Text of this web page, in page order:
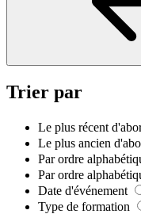
Trier par
Le plus récent
Le plus ancien
Par ordre
Par ordre
Date d'événement
Type de formation